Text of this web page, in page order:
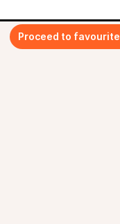
Proceed to favourite